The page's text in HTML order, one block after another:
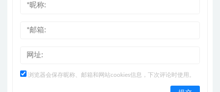
浏览器会保存昵称、邮箱和网站cookies信息，下次评论时使用。